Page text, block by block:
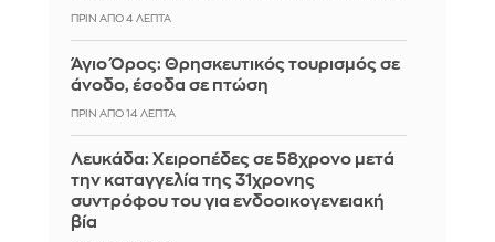
ΠΡΙΝ ΑΠΌ 4 ΛΕΠΤΆ
Άγιο Όρος: Θρησκευτικός τουρισμός σε
άνοδο, έσοδα σε πτώση
ΠΡΙΝ ΑΠΌ 14 ΛΕΠΤΆ
Λευκάδα: Χειροπέδες σε 58χρονο μετά
την καταγγελία της 31χρονης
συντρόφου του για ενδοοικογενειακή
βία